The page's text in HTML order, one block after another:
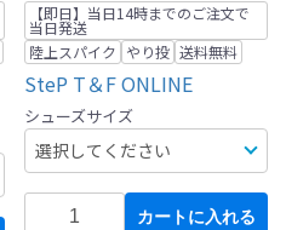
【即日】当日14時までのご注文で
当日発送
陸上スパイク やり投 送料無料
SteP T＆F ONLINE
シューズサイズ
カートに入れる